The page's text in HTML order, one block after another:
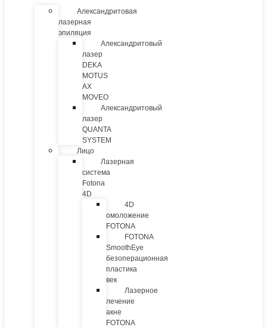
Александритовая
лазерная
эпиляция
Александритовый
лазер
DEKA
MOTUS
AX
MOVEO
Александритовый
лазер
QUANTA
SYSTEM
Лицо
Лазерная
система
Fotona
4D
4D
омоложение
FOTONA
FOTONA
SmoothEye
безоперационная
пластика
век
Лазерное
лечение
акне
FOTONA